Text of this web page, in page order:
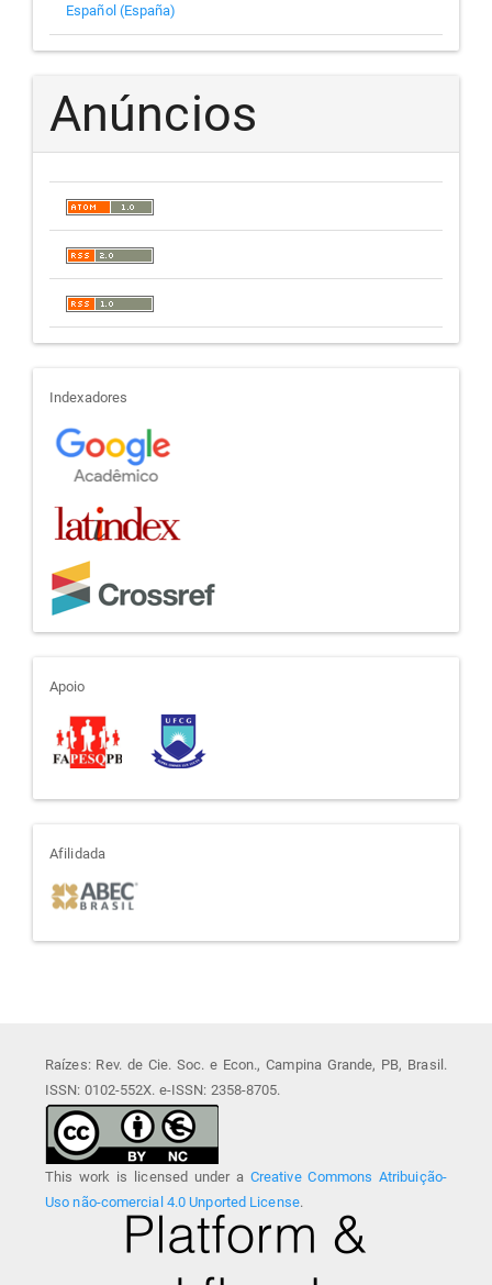
Español (España)
Anúncios
indexadores
Indexadores
apoio
Apoio
afiliada
Afilidada
Raízes: Rev. de Cie. Soc. e Econ., Campina Grande, PB, Brasil.
ISSN: 0102-552X. e-ISSN: 2358-8705.
This work is licensed under a Creative Commons Atribuição-
Uso não-comercial 4.0 Unported License.